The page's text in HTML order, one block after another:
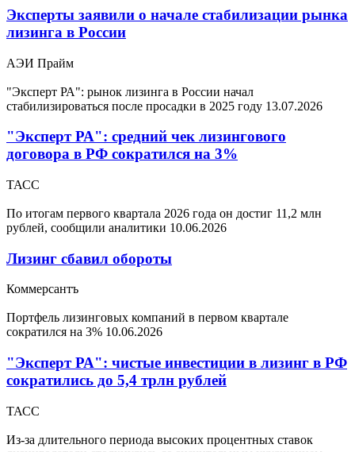
Эксперты заявили о начале стабилизации рынка
лизинга в России
АЭИ Прайм
"Эксперт РА": рынок лизинга в России начал
стабилизироваться после просадки в 2025 году 13.07.2026
"Эксперт РА": средний чек лизингового
договора в РФ сократился на 3%
ТАСС
По итогам первого квартала 2026 года он достиг 11,2 млн
рублей, сообщили аналитики 10.06.2026
Лизинг сбавил обороты
Коммерсантъ
Портфель лизинговых компаний в первом квартале
сократился на 3% 10.06.2026
"Эксперт РА": чистые инвестиции в лизинг в РФ
сократились до 5,4 трлн рублей
ТАСС
Из-за длительного периода высоких процентных ставок